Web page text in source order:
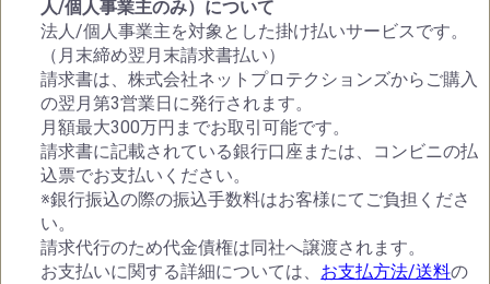
人/個人事業主のみ）について
法人/個人事業主を対象とした掛け払いサービスです。
（月末締め翌月末請求書払い）
請求書は、株式会社ネットプロテクションズからご購入
の翌月第3営業日に発行されます。
月額最大300万円までお取引可能です。
請求書に記載されている銀行口座または、コンビニの払
込票でお支払いください。
※銀行振込の際の振込手数料はお客様にてご負担くださ
い。
請求代行のため代金債権は同社へ譲渡されます。
お支払いに関する詳細については、 お支払方法/送料の